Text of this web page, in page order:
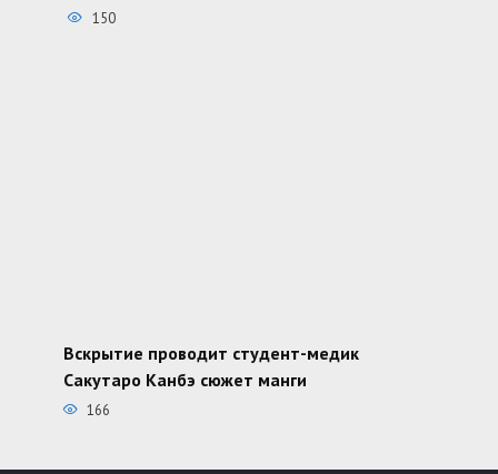
150
Вскрытие проводит студент-медик
Сакутаро Канбэ сюжет манги
166